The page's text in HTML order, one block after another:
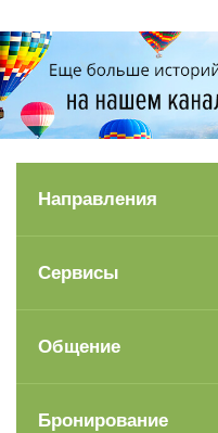
Направления
Сервисы
Общение
Бронирование